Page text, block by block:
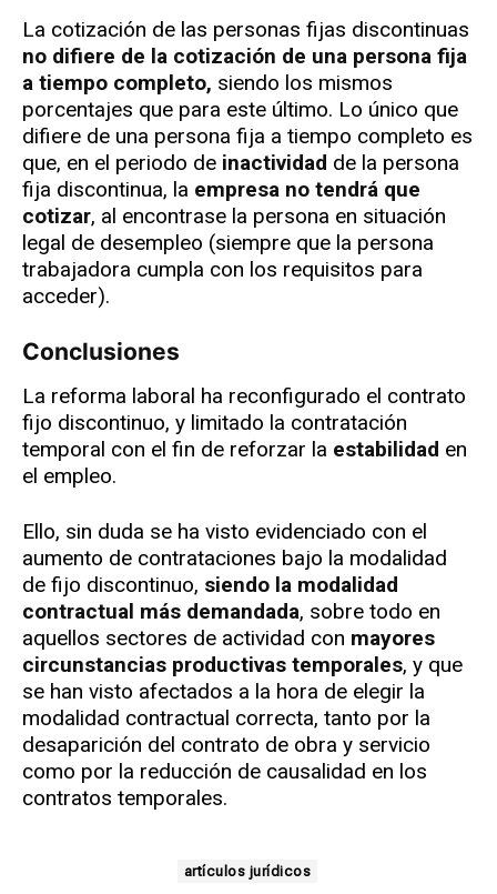
La cotización de las personas fijas discontinuas
no difiere de la cotización de una persona fija
a tiempo completo, siendo los mismos
porcentajes que para este último. Lo único que
difiere de una persona fija a tiempo completo es
que, en el periodo de inactividad de la persona
fija discontinua, la empresa no tendrá que
cotizar, al encontrase la persona en situación
legal de desempleo (siempre que la persona
trabajadora cumpla con los requisitos para
acceder).
Conclusiones
La reforma laboral ha reconfigurado el contrato
fijo discontinuo, y limitado la contratación
temporal con el fin de reforzar la estabilidad en
el empleo.
Ello, sin duda se ha visto evidenciado con el
aumento de contrataciones bajo la modalidad
de fijo discontinuo, siendo la modalidad
contractual más demandada, sobre todo en
aquellos sectores de actividad con mayores
circunstancias productivas temporales, y que
se han visto afectados a la hora de elegir la
modalidad contractual correcta, tanto por la
desaparición del contrato de obra y servicio
como por la reducción de causalidad en los
contratos temporales.
artículos jurídicos